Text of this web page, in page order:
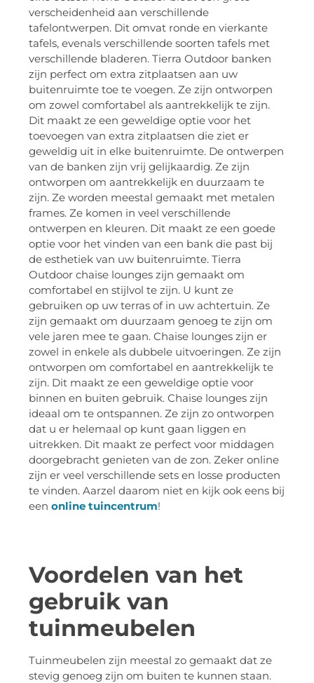
verscheidenheid aan verschillende
tafelontwerpen. Dit omvat ronde en vierkante
tafels, evenals verschillende soorten tafels met
verschillende bladeren. Tierra Outdoor banken
zijn perfect om extra zitplaatsen aan uw
buitenruimte toe te voegen. Ze zijn ontworpen
om zowel comfortabel als aantrekkelijk te zijn.
Dit maakt ze een geweldige optie voor het
toevoegen van extra zitplaatsen die ziet er
geweldig uit in elke buitenruimte. De ontwerpen
van de banken zijn vrij gelijkaardig. Ze zijn
ontworpen om aantrekkelijk en duurzaam te
zijn. Ze worden meestal gemaakt met metalen
frames. Ze komen in veel verschillende
ontwerpen en kleuren. Dit maakt ze een goede
optie voor het vinden van een bank die past bij
de esthetiek van uw buitenruimte. Tierra
Outdoor chaise lounges zijn gemaakt om
comfortabel en stijlvol te zijn. U kunt ze
gebruiken op uw terras of in uw achtertuin. Ze
zijn gemaakt om duurzaam genoeg te zijn om
vele jaren mee te gaan. Chaise lounges zijn er
zowel in enkele als dubbele uitvoeringen. Ze zijn
ontworpen om comfortabel en aantrekkelijk te
zijn. Dit maakt ze een geweldige optie voor
binnen en buiten gebruik. Chaise lounges zijn
ideaal om te ontspannen. Ze zijn zo ontworpen
dat u er helemaal op kunt gaan liggen en
uitrekken. Dit maakt ze perfect voor middagen
doorgebracht genieten van de zon. Zeker online
zijn er veel verschillende sets en losse producten
te vinden. Aarzel daarom niet en kijk ook eens bij
een online tuincentrum!
Voordelen van het
gebruik van
tuinmeubelen
Tuinmeubelen zijn meestal zo gemaakt dat ze
stevig genoeg zijn om buiten te kunnen staan.